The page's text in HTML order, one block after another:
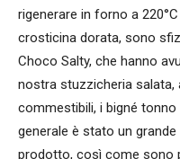
rigenerare in forno a
crosticina dorata, sono
Choco Salty, che hanno
nostra stuzzicheria
commestibili, i bigné
generale è stato un
prodotto, così come sono